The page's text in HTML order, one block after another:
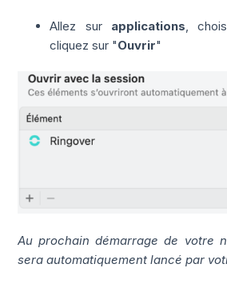
Allez sur applications,
cliquez sur "Ouvrir"
Au prochain démarrage de votre
sera automatiquement lancé par